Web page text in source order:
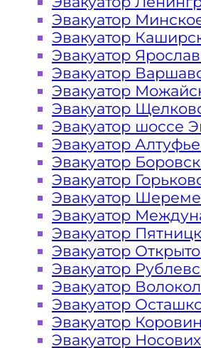
услугу "эвакуатор
на сайте компании
услуги
Эвакуаторы «МОБИ»
24 часа в
на дороге в
WHATSAPP
Эвакуатор
Эвакуатор
Эвакуатор
Эвакуатор
Эвакуатор
Эвакуатор
Эвакуатор шоссе
Эвакуатор
Эвакуатор
Эвакуатор
Эвакуатор
Эвакуатор
Эвакуатор
Эвакуатор
Эвакуатор
Эвакуатор
Эвакуатор
Эвакуатор
Эвакуатор